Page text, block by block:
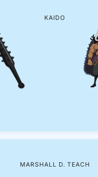
KAIDO
MARSHALL D. TEACH